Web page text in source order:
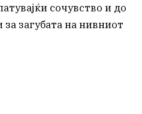
сочувство и до
загубата на нивниот